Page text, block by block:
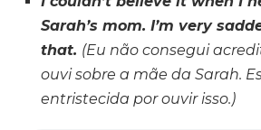
Sarah’s mom. I’m very
that. (Eu não consegui
ouvi sobre a mãe da Sarah.
entristecida por ouvir isso.)